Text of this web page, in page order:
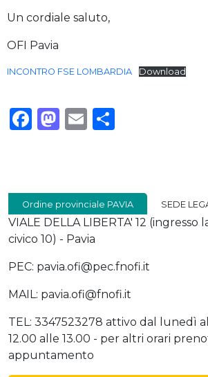
Un cordiale saluto,
OFI Pavia
INCONTRO FSE LOMBARDIA Download
Facebook
Mastodon
Email
Ordine provinciale PAVIA SEDE
VIALE DELLA LIBERTA' 12
civico 10) - Pavia
PEC: pavia.ofi@pec.fnofi.it
MAIL: pavia.ofi@fnofi.it
TEL: 3347523278 attivo dal lunedì
12.00 alle 13.00 - per altri orari
appuntamento